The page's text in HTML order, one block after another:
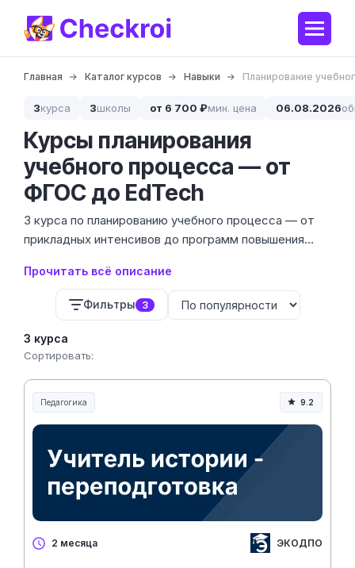
Главная Каталог курсов Навыки Планирование
3курса 3школы от 6 700 ₽мин. цена 06.08.2026
Курсы планирования
учебного процесса — от
ФГОС до EdTech
3 курса по планированию учебного процесса — от
прикладных интенсивов до программ повышения
обучения варьируется от 6 700 до 31 130 ₽ в
зависимости от глубины проработки методологии и
объёма практики.
Прочитать всё описание
Фильтры 3
3 курса
Сортировать:
Педагогика
Образование и педагогика
9.2
2 месяца ЭКОДПО